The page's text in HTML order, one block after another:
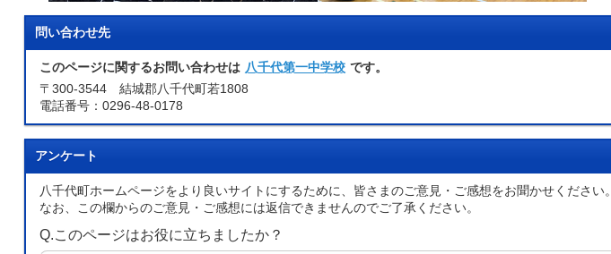
問い合わせ先
このページに関するお問い合わせは 八千代第一中学校 です。
〒300-3544 結城郡八千代町若1808
電話番号：0296-48-0178
アンケート
八千代町ホームページをより良いサイトにするために、皆さまのご意見・ご感想をお聞かせください。
なお、この欄からのご意見・ご感想には返信できませんのでご了承ください。
Q.このページはお役に立ちましたか？